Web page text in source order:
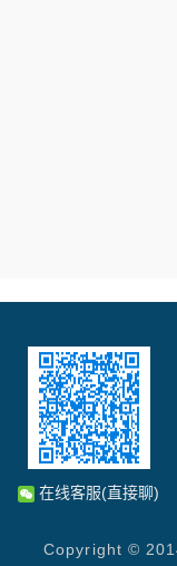
在线客服(直接聊)
Copyright ©